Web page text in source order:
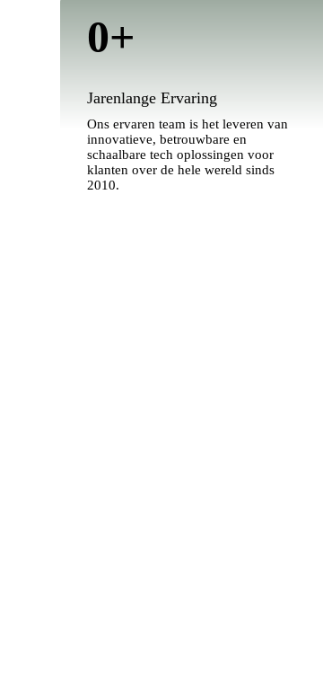
0+
Jarenlange Ervaring
Ons ervaren team is het leveren van
innovatieve, betrouwbare en
schaalbare tech oplossingen voor
klanten over de hele wereld sinds
2010.